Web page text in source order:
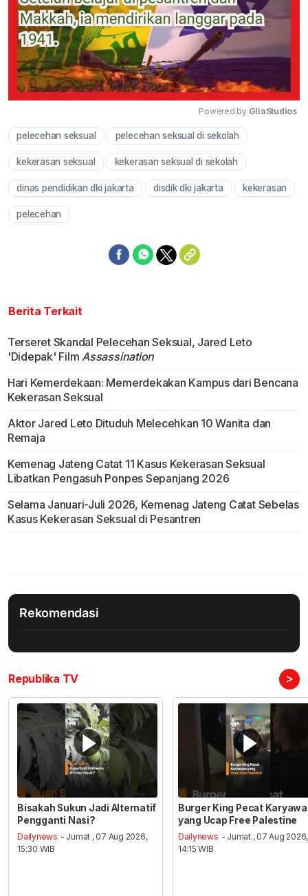
Powered by GliaStudios
pelecehan seksual pelecehan seksual di sekolah
kekerasan seksual kekerasan seksual di sekolah
dinas pendidikan dki jakarta disdik dki jakarta kekerasan
pelecehan
Berita Terkait
Terseret Skandal Pelecehan Seksual, Jared Leto
'Didepak' FilmAssassination
Hari Kemerdekaan: Memerdekakan Kampus dari Bencana
Kekerasan Seksual
Aktor Jared Leto Dituduh Melecehkan 10 Wanita dan
Remaja
Kemenag Jateng Catat 11 Kasus Kekerasan Seksual
Libatkan Pengasuh Ponpes Sepanjang 2026
Selama Januari-Juli 2026, Kemenag Jateng Catat Sebelas
Kasus Kekerasan Seksual di Pesantren
Rekomendasi
Republika TV >
Bisakah Sukun Jadi Alternatif
Pengganti Nasi?
Dailynews - Jumat , 07 Aug 2026,
15:30 WIB
Burger King Pecat
yang Ucap Free Palestine
Dailynews - Jumat , 07 Aug 2026,
14:15 WIB